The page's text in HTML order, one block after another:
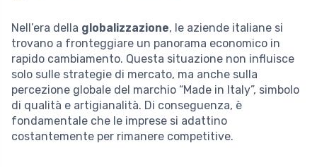
Nell’era della globalizzazione, le aziende italiane si
trovano a fronteggiare un panorama economico in
rapido cambiamento. Questa situazione non influisce
solo sulle strategie di mercato, ma anche sulla
percezione globale del marchio “Made in Italy”, simbolo
di qualità e artigianalità. Di conseguenza, è
fondamentale che le imprese si adattino
costantemente per rimanere competitive.